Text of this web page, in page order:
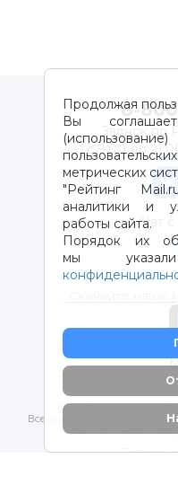
Продолжая
Вы
метрических
"Рейтинг
аналитики и
работы сайта.
Порядок их
мы
8-
Звонок по
с 9:00 до
Чат с
2012-2026 © ООО
Все права защищены. Любое
только с
Политика